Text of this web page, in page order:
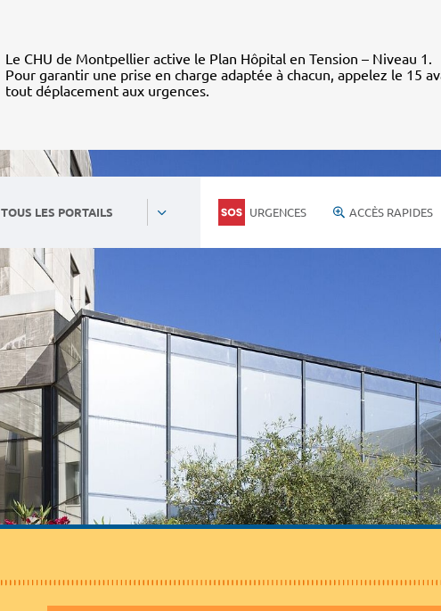
Le CHU de Montpellier active le Plan Hôpital en Tension – Niveau 1.
Pour garantir une prise en charge adaptée à chacun, appelez le 15
tout déplacement aux urgences.
TOUS LES PORTAILS URGENCES ACCÈS RAPIDES